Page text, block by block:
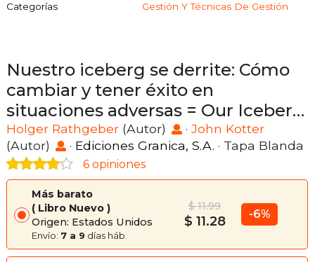
Categorías
Gestión Y Técnicas De Gestión
Nuestro iceberg se derrite: Cómo
cambiar y tener éxito en
situaciones adversas = Our Iceberg
Is Melting
Holger Rathgeber (Autor) · John Kotter
(Autor)
· Ediciones Granica, S.A. · Tapa Blanda
6 opiniones
Más barato
Libro Nuevo
Origen: Estados Unidos
Envío: 7 a 9 días háb.
$ 11.99
$ 11.28 -6%